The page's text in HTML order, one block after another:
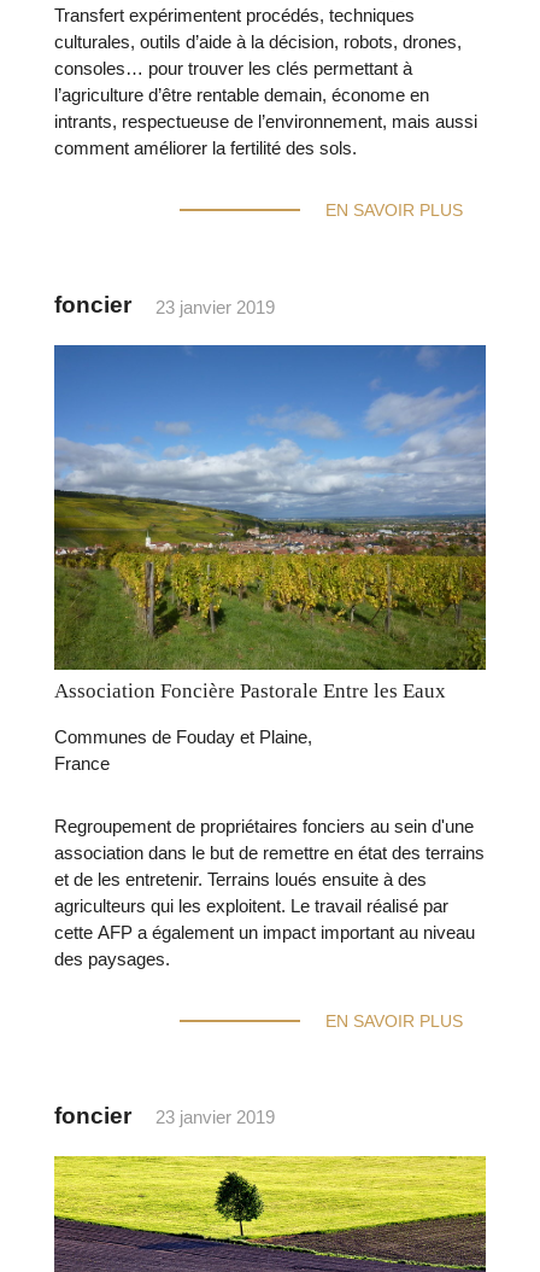
Transfert expérimentent procédés, techniques
culturales, outils d’aide à la décision, robots, drones,
consoles… pour trouver les clés permettant à
l’agriculture d’être rentable demain, économe en
intrants, respectueuse de l’environnement, mais aussi
comment améliorer la fertilité des sols.
EN SAVOIR PLUS
23 janvier 2019
foncier
Association Foncière Pastorale Entre les Eaux
Communes de Fouday et Plaine,
France
Regroupement de propriétaires fonciers au sein d'une
association dans le but de remettre en état des terrains
et de les entretenir. Terrains loués ensuite à des
agriculteurs qui les exploitent. Le travail réalisé par
cette AFP a également un impact important au niveau
des paysages.
EN SAVOIR PLUS
23 janvier 2019
foncier